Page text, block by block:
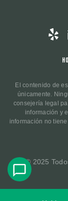
El contenido de
únicamente.
consejería legal
información y
información no
© 2025